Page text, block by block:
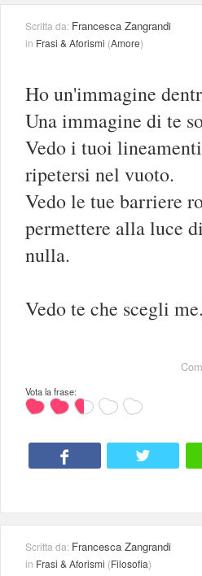
Scritta da: Francesca Zangrandi
in Frasi & Aforismi (Amore)
Ho un'immagine
Una immagine di te
Vedo i tuoi
ripetersi nel vuoto.
Vedo le tue barriere
permettere alla luce
nulla.
Vedo te che scegli
Vota la frase:
Scritta da: Francesca Zangrandi
in Frasi & Aforismi (Filosofia)